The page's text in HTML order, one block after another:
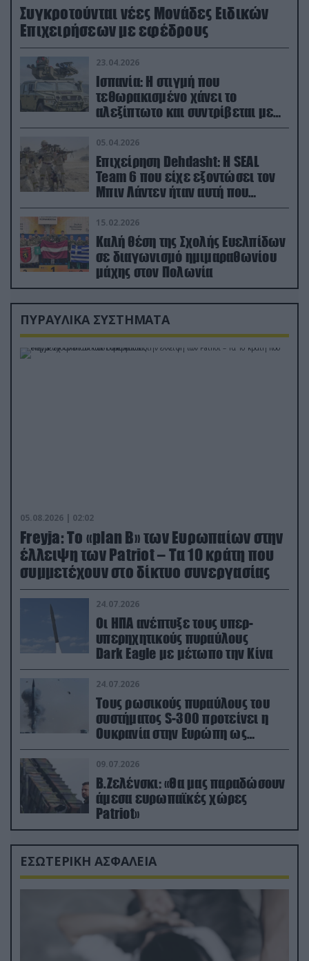
Συγκροτούνται νέες Μονάδες Ειδικών
Επιχειρήσεων με εφέδρους
23.04.2026
Ισπανία: Η στιγμή που
τεθωρακισμένο χάνει το
αλεξίπτωτο και συντρίβεται με
ορμή στο έδαφος (βίντεο)
05.04.2026
Επιχείρηση Dehdasht: Η SEAL
Team 6 που είχε εξοντώσει τον
Μπιν Λάντεν ήταν αυτή που
διέσωσε τον πιλότο του F-15
15.02.2026
Καλή θέση της Σχολής Ευελπίδων
σε διαγωνισμό ημιμαραθωνίου
μάχης στον Πολωνία
ΠΥΡΑΥΛΙΚΑ ΣΥΣΤΗΜΑΤΑ
05.08.2026 | 02:02
Freyja: Το «plan Β» των Ευρωπαίων στην
έλλειψη των Patriot – Τα 10 κράτη που
συμμετέχουν στο δίκτυο συνεργασίας
24.07.2026
Οι ΗΠΑ ανέπτυξε τους υπερ-
υπερηχητικούς πυραύλους
Dark Eagle με μέτωπο την Κίνα
24.07.2026
Τους ρωσικούς πυραύλους του
συστήματος S-300 προτείνει η
Ουκρανία στην Ευρώπη ως
αντιβαλλιστικό σύστημα
09.07.2026
Β.Ζελένσκι: «Θα μας παραδώσουν
άμεσα ευρωπαϊκές χώρες
Patriot»
ΕΣΩΤΕΡΙΚΗ ΑΣΦΑΛΕΙΑ